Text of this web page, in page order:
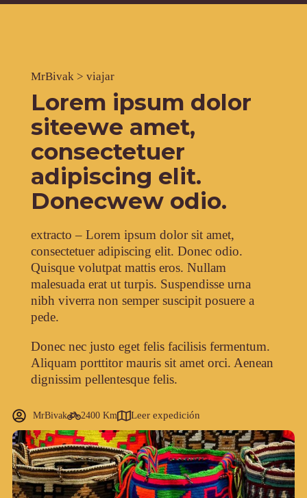
MrBivak> viajar
Lorem ipsum dolor
siteewe amet,
consectetuer
adipiscing elit.
Donecwew odio.
extracto – Lorem ipsum dolor sit amet,
consectetuer adipiscing elit. Donec odio.
Quisque volutpat mattis eros. Nullam
malesuada erat ut turpis. Suspendisse urna
nibh viverra non semper suscipit posuere a
pede.
Donec nec justo eget felis facilisis fermentum.
Aliquam porttitor mauris sit amet orci. Aenean
dignissim pellentesque felis.
MrBivak 2400 Km Leer expedición